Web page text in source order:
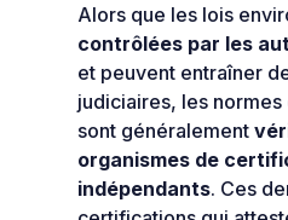
Alors que les lois
contrôlées par les
et peuvent entraîner
judiciaires, les
sont généralement
organismes de
indépendants. Ces